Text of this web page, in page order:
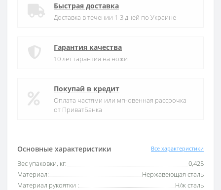
Основные характеристики Все характеристики
Вес упаковки, кг:
0,425
Материал:
Нержавеющая сталь
Материал рукоятки :
Н/ж сталь
Быстрая доставка
Доставка в течении 1-3 дней по Украине
Гарантия качества
10 лет гарантия на ножи
Покупай в кредит
Оплата частями или мгновенная рассрочка
от ПриватБанка